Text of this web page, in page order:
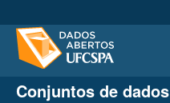
Conjuntos de dados
Conjuntos de dados